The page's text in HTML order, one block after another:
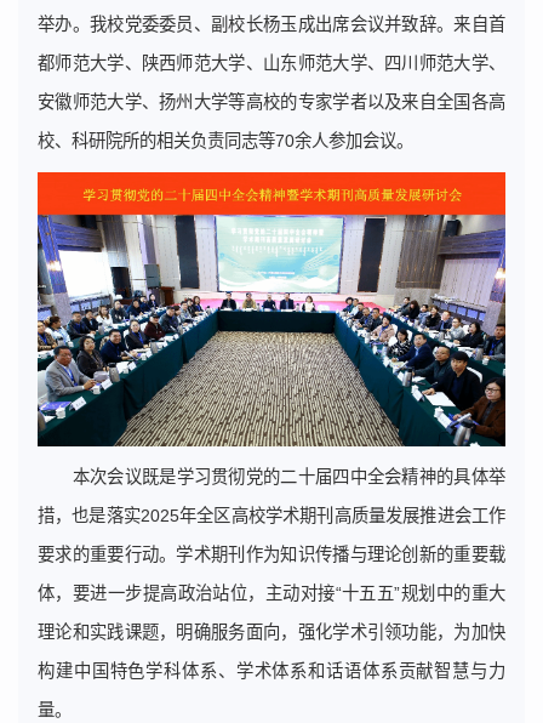
举办。我校党委委员、副校长杨玉成出席会议并致辞。来自首
都师范大学、陕西师范大学、山东师范大学、四川师范大学、
安徽师范大学、扬州大学等高校的专家学者以及来自全国各高
校、科研院所的相关负责同志等70余人参加会议。
本次会议既是学习贯彻党的二十届四中全会精神的具体举
措，也是落实2025年全区高校学术期刊高质量发展推进会工作
要求的重要行动。学术期刊作为知识传播与理论创新的重要载
体，要进一步提高政治站位，主动对接“十五五”规划中的重大
理论和实践课题，明确服务面向，强化学术引领功能，为加快
构建中国特色学科体系、学术体系和话语体系贡献智慧与力
量。